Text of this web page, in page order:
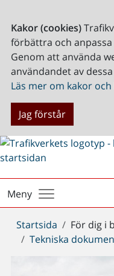
Kakor (cookies)
förbättra och
Genom att använda
användandet av
Läs mer om kakor
Jag förstår
Meny
Du
är
Startsida För dig i
Tekniska